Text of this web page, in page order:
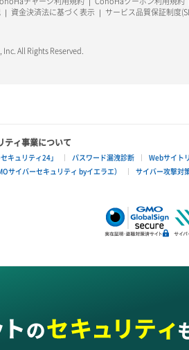
資金決済法に基づく表示 サービス品質保証制度
All Rights Reserved.
ティ事業について
キュリティ24」 パスワード漏洩診断 Webサイト
サイバーセキュリティ byイエラエ） サイバー攻撃対